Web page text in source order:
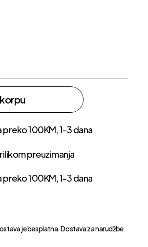
100KM, 1-3 dana
preuzimanja
100KM, 1-3 dana
je besplatna. Dostava za narudžbe